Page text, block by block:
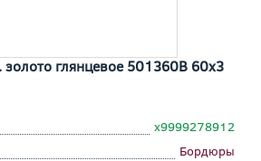
глянцевое 501360В 60x3
х9999278912
Бордюры